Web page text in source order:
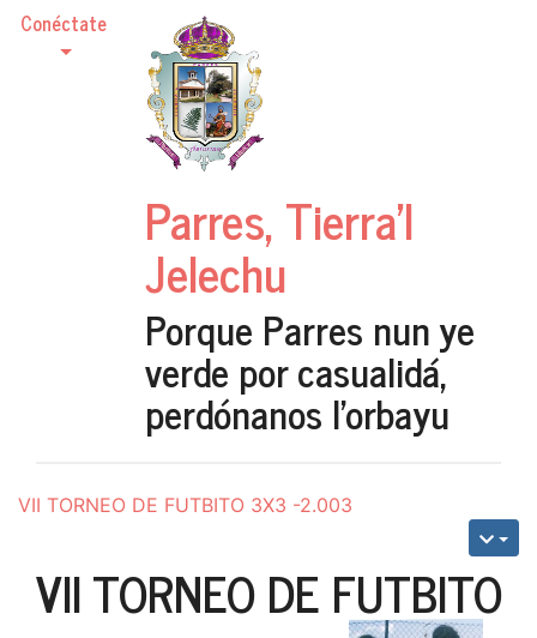
Conéctate
Parres, Tierra'l
Jelechu
Porque Parres nun ye
verde por casualidá,
perdónanos l'orbayu
VII TORNEO DE FUTBITO 3X3 -2.003
VII TORNEO DE FUTBITO